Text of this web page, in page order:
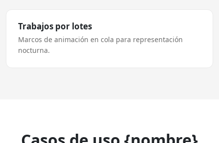
Trabajos por lotes
Marcos de animación en cola para representación
nocturna.